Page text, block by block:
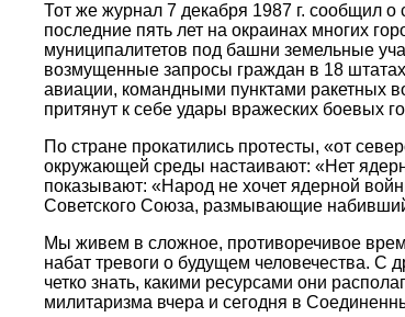
Тот же журнал 7 декабря 1987 г. сообщил
последние пять лет на окраинах многих
муниципалитетов под башни земельные
возмущенные запросы граждан в 18
авиации, командными пунктами ракетных
притянут к себе удары вражеских боевых
По стране прокатились протесты, «от
окружающей среды настаивают: «Нет
показывают: «Народ не хочет ядерной
Советского Союза, размывающие набивший
Мы живем в сложное, противоречивое
набат тревоги о будущем человечества.
четко знать, какими ресурсами они
милитаризма вчера и сегодня в